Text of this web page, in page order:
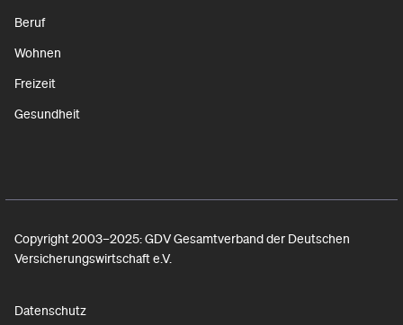
Beruf
Wohnen
Freizeit
Gesundheit
Copyright 2003–2025: GDV Gesamtverband der Deutschen
Versicherungswirtschaft e.V.
Datenschutz